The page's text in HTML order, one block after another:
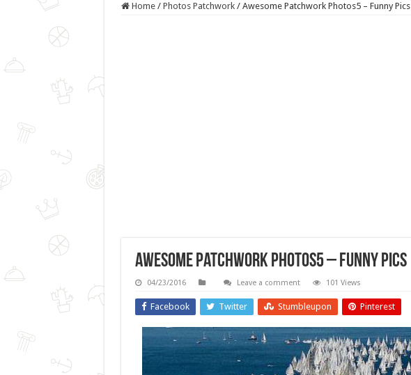
Home / Photos Patchwork / Awesome Patchwork Photos5 – Funny Pics
Awesome Patchwork Photos5 – Funny Pics
04/23/2016 Leave a comment 101 Views
Facebook Twitter Stumbleupon Pinterest